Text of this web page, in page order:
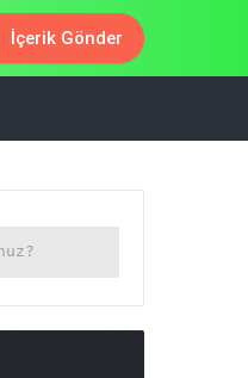
İçerik Gönder